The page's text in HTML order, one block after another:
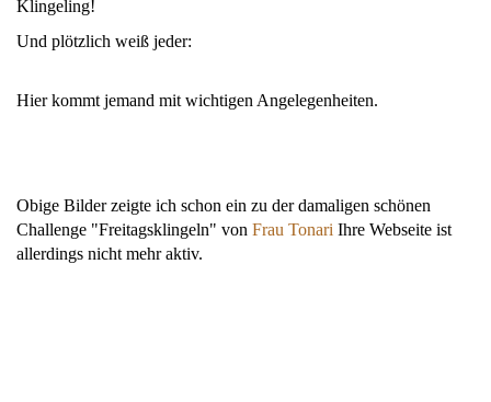
Klingeling!
Und plötzlich weiß jeder:
Hier kommt jemand mit wichtigen Angelegenheiten.
Obige Bilder zeigte ich schon ein zu der damaligen schönen
Challenge "Freitagsklingeln" von Frau Tonari Ihre Webseite ist
allerdings nicht mehr aktiv.